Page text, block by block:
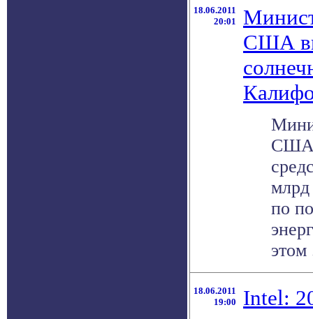
18.06.2011
20:01
США
США
млрд
по
этом
18.06.2011
19:00
Intel: